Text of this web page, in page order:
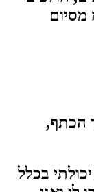
מסיום
הכתף,
בכלל